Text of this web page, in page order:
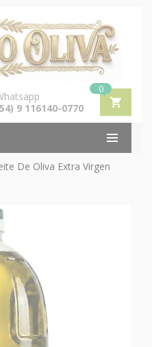
9 116140-0770
0
De Oliva Extra Virgen